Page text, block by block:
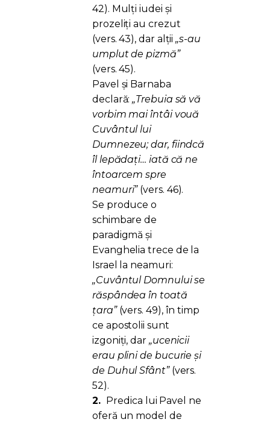
42). Mulți iudei și
prozeliți au crezut
(vers. 43), dar alții„s-au
umplut de pizmă”
(vers. 45).
Pavel și Barnaba
declară:„Trebuia să vă
vorbim mai întâi vouă
Cuvântul lui
Dumnezeu; dar, fiindcă
îl lepădați… iată că ne
întoarcem spre
neamuri”(vers. 46).
Se produce o
schimbare de
paradigmă și
Evanghelia trece de la
Israel la neamuri:
„Cuvântul Domnului se
răspândea în toată
țara”(vers. 49), în timp
ce apostolii sunt
izgoniți, dar „ucenicii
erau plini de bucurie și
de Duhul Sfânt”(vers.
52).
2. Predica lui Pavel ne
oferă un model de